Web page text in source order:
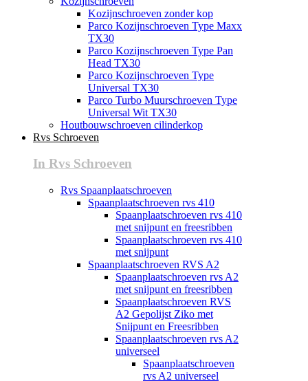
Kozijnschroeven zonder kop
Parco Kozijnschroeven Type Maxx
TX30
Parco Kozijnschroeven Type Pan
Head TX30
Parco Kozijnschroeven Type
Universal TX30
Parco Turbo Muurschroeven Type
Universal Wit TX30
Houtbouwschroeven cilinderkop
Rvs Schroeven
In Rvs Schroeven
Rvs Spaanplaatschroeven
Spaanplaatschroeven rvs 410
Spaanplaatschroeven rvs 410
met snijpunt en freesribben
Spaanplaatschroeven rvs 410
met snijpunt
Spaanplaatschroeven RVS A2
Spaanplaatschroeven rvs A2
met snijpunt en freesribben
Spaanplaatschroeven RVS
A2 Gepolijst Ziko met
Snijpunt en Freesribben
Spaanplaatschroeven rvs A2
universeel
Spaanplaatschroeven
rvs A2 universeel